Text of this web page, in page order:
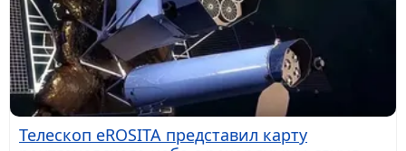
Телескоп eROSITA представил карту